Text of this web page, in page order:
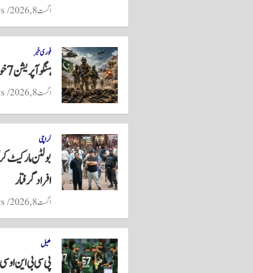
اگست 8, 2026
فوری خبر
ہنگو آپریشن 7 خوارج ہلاک، کیپٹن حمزہ اکرم شہید
اگست 8, 2026
کراچی
افراد گرفتار
اگست 8, 2026
کھیل
پی سی بی این او